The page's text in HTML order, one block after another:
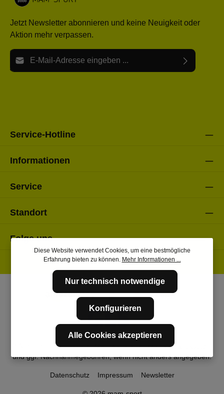
Jetzt Newsletter abonnieren und keine Neuigkeit oder
Aktion mehr verpassen.
E-Mail-Adresse*
Service-Hotline
Informationen
Service
Standort
Folge uns
* Alle Preise inkl. gesetzl. Mehrwertsteuer zzgl.Versandkosten
und ggf. Nachnahmegebühren, wenn nicht anders angegeben.
Datenschutz Impressum Newsletter
Diese Website verwendet Cookies, um eine bestmögliche
Erfahrung bieten zu können. Mehr Informationen ...
Nur technisch notwendige
Konfigurieren
Alle Cookies akzeptieren